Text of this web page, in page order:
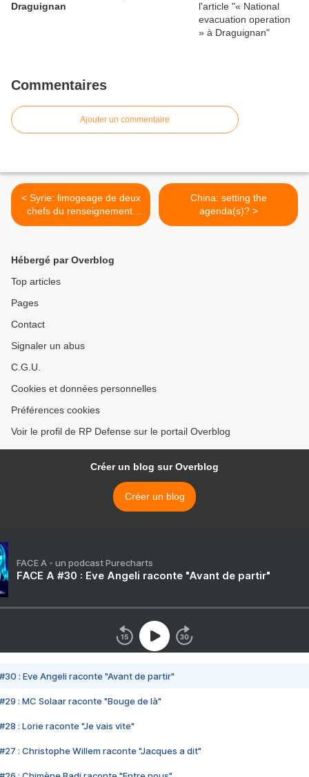
Draguignan
Commentaires
Ajouter un commentaire
< Syrie: limogeage de deux
chefs du renseignement,
dont Rustom Ghazalé
China: setting the
agenda(s)? >
Hébergé par Overblog
Top articles
Pages
Contact
Signaler un abus
C.G.U.
Cookies et données personnelles
Préférences cookies
Voir le profil de RP Defense sur le portail Overblog
Créer un blog sur Overblog
Créer un blog
FACE A - un podcast Purecharts
FACE A #30 : Eve Angeli raconte "Avant de partir"
#30 : Eve Angeli raconte "Avant de partir"
#29 : MC Solaar raconte "Bouge de là"
#28 : Lorie raconte "Je vais vite"
#27 : Christophe Willem raconte "Jacques a dit"